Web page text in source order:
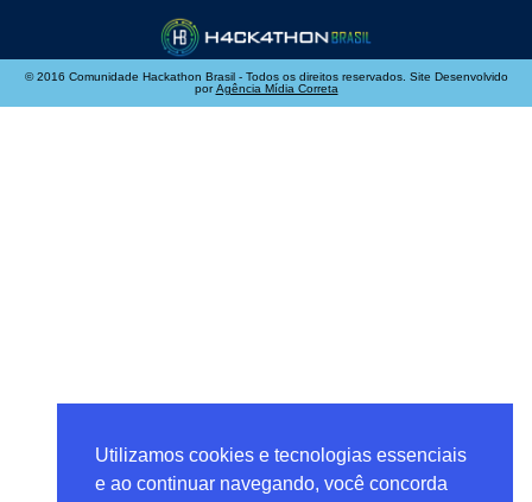
© 2016 Comunidade Hackathon Brasil - Todos os direitos reservados. Site Desenvolvido
porAgência Mídia Correta
Utilizamos cookies e tecnologias essenciais
e ao continuar navegando, você concorda